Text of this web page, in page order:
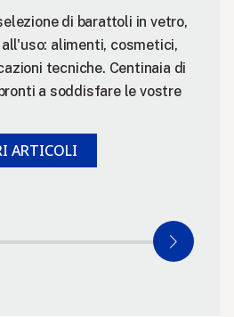
di barattoli in vetro,
alimenti, cosmetici,
tecniche. Centinaia di
a soddisfare le vostre
ARTICOLI